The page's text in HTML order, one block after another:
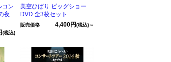
コン
夜
(税込)
美空ひばり ビッグショー
DVD 全3枚セット
販売価格 4,400円(税込)～